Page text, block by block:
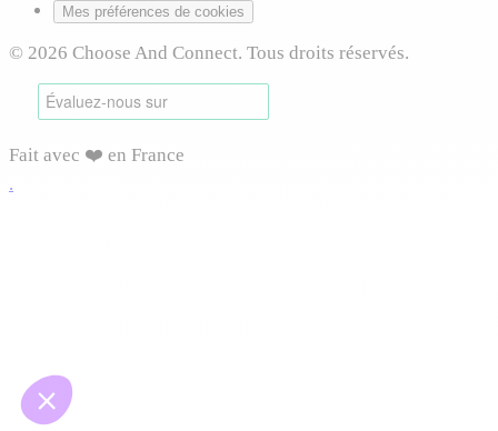
Mes préférences de cookies
© 2026 Choose And Connect. Tous droits réservés.
Fait avec ❤️ en France
.
Vous pourrez reprendre votre navigation après connexion.
Me connecter